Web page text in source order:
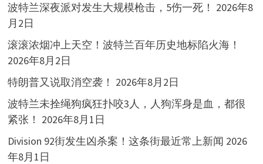
波特兰深夜派对发生大规模枪击，5伤一死！ 2026年8
月2日
滚滚浓烟冲上天空！波特兰百年历史地标陷火海！
2026年8月2日
特朗普又说取消空袭！ 2026年8月2日
波特兰未拴绳狗疯狂扑咬3人，人狗浑身是血，都很
紧张！ 2026年8月1日
Division 92街发生凶杀案！这条街最近常上新闻 2026
年8月1日